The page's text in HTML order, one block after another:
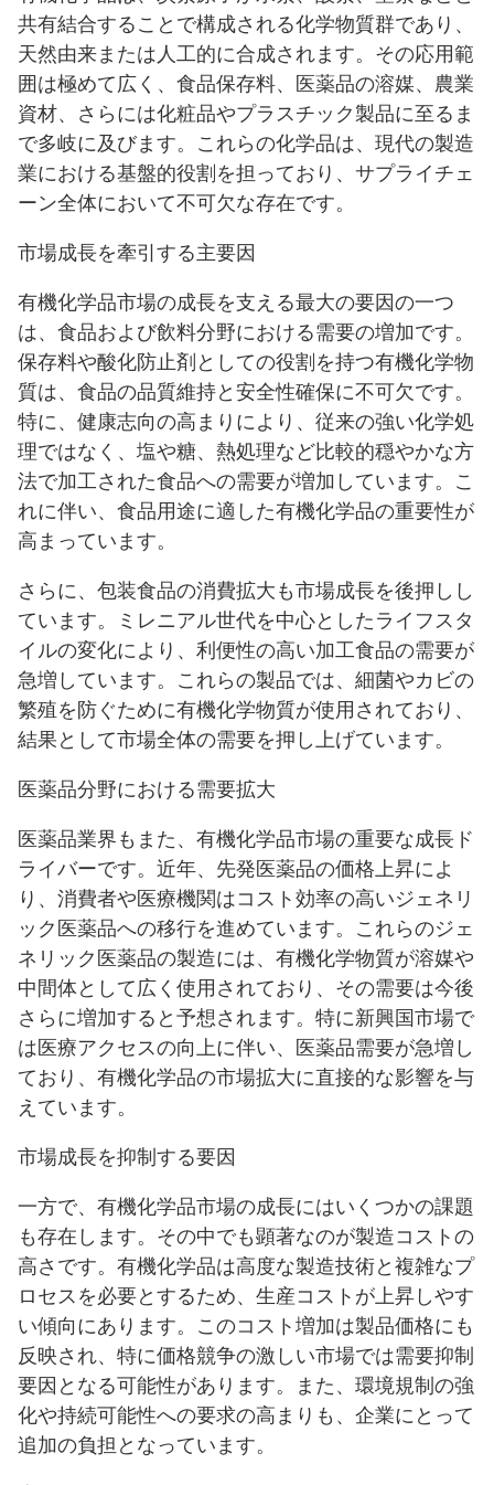
共有結合することで構成される化学物質群であり、
天然由来または人工的に合成されます。その応用範
囲は極めて広く、食品保存料、医薬品の溶媒、農業
資材、さらには化粧品やプラスチック製品に至るま
で多岐に及びます。これらの化学品は、現代の製造
業における基盤的役割を担っており、サプライチェ
ーン全体において不可欠な存在です。
市場成長を牽引する主要因
有機化学品市場の成長を支える最大の要因の一つ
は、食品および飲料分野における需要の増加です。
保存料や酸化防止剤としての役割を持つ有機化学物
質は、食品の品質維持と安全性確保に不可欠です。
特に、健康志向の高まりにより、従来の強い化学処
理ではなく、塩や糖、熱処理など比較的穏やかな方
法で加工された食品への需要が増加しています。こ
れに伴い、食品用途に適した有機化学品の重要性が
高まっています。
さらに、包装食品の消費拡大も市場成長を後押しし
ています。ミレニアル世代を中心としたライフスタ
イルの変化により、利便性の高い加工食品の需要が
急増しています。これらの製品では、細菌やカビの
繁殖を防ぐために有機化学物質が使用されており、
結果として市場全体の需要を押し上げています。
医薬品分野における需要拡大
医薬品業界もまた、有機化学品市場の重要な成長ド
ライバーです。近年、先発医薬品の価格上昇によ
り、消費者や医療機関はコスト効率の高いジェネリ
ック医薬品への移行を進めています。これらのジェ
ネリック医薬品の製造には、有機化学物質が溶媒や
中間体として広く使用されており、その需要は今後
さらに増加すると予想されます。特に新興国市場で
は医療アクセスの向上に伴い、医薬品需要が急増し
ており、有機化学品の市場拡大に直接的な影響を与
えています。
市場成長を抑制する要因
一方で、有機化学品市場の成長にはいくつかの課題
も存在します。その中でも顕著なのが製造コストの
高さです。有機化学品は高度な製造技術と複雑なプ
ロセスを必要とするため、生産コストが上昇しやす
い傾向にあります。このコスト増加は製品価格にも
反映され、特に価格競争の激しい市場では需要抑制
要因となる可能性があります。また、環境規制の強
化や持続可能性への要求の高まりも、企業にとって
追加の負担となっています。